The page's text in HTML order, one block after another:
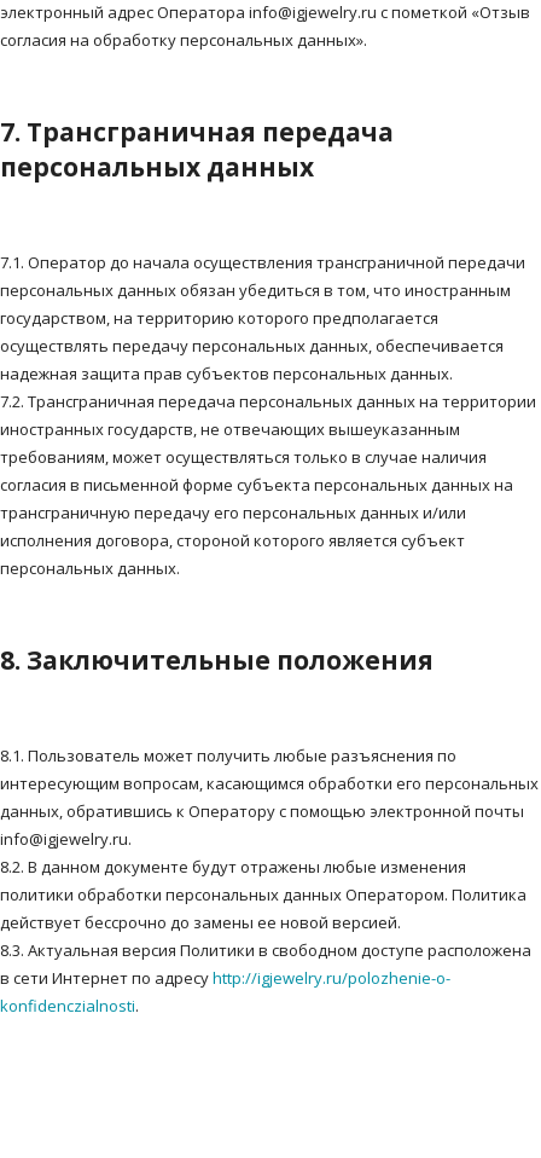
электронный адрес Оператора info@igjewelry.ru с пометкой «Отзыв
согласия на обработку персональных данных».
7. Трансграничная передача
персональных данных
7.1. Оператор до начала осуществления трансграничной передачи
персональных данных обязан убедиться в том, что иностранным
государством, на территорию которого предполагается
осуществлять передачу персональных данных, обеспечивается
надежная защита прав субъектов персональных данных.
7.2. Трансграничная передача персональных данных на территории
иностранных государств, не отвечающих вышеуказанным
требованиям, может осуществляться только в случае наличия
согласия в письменной форме субъекта персональных данных на
трансграничную передачу его персональных данных и/или
исполнения договора, стороной которого является субъект
персональных данных.
8. Заключительные положения
8.1. Пользователь может получить любые разъяснения по
интересующим вопросам, касающимся обработки его персональных
данных, обратившись к Оператору с помощью электронной почты
info@igjewelry.ru.
8.2. В данном документе будут отражены любые изменения
политики обработки персональных данных Оператором. Политика
действует бессрочно до замены ее новой версией.
8.3. Актуальная версия Политики в свободном доступе расположена
в сети Интернет по адресуhttp://igjewelry.ru/polozhenie-o-
konfidenczialnosti.